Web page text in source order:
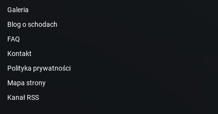
Galeria
Blog o schodach
FAQ
Kontakt
Polityka prywatności
Mapa strony
Kanał RSS